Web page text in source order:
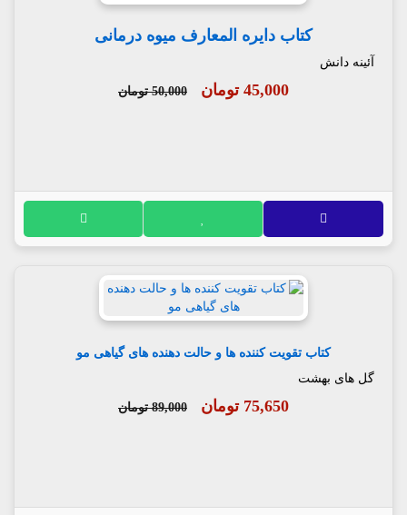
کتاب دایره المعارف میوه درمانی
آئینه دانش
45,000 تومان 50,000 تومان
کتاب تقویت کننده ها و حالت دهنده های گیاهی مو
گل های بهشت
75,650 تومان 89,000 تومان